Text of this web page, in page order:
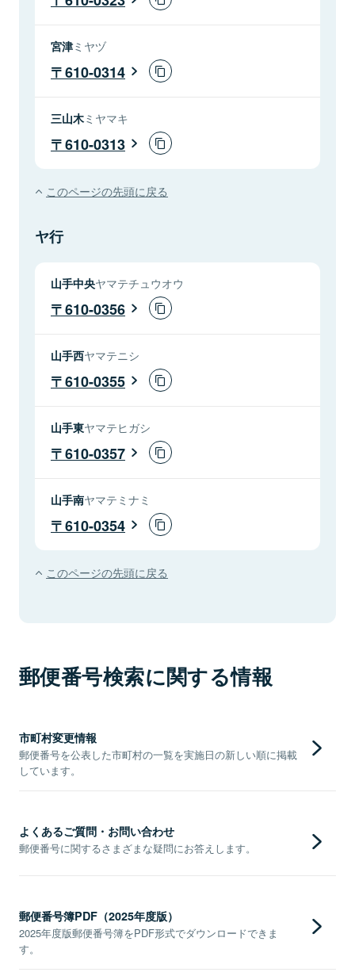
宮津ミヤヅ
610-0314
三山木ミヤマキ
610-0313
このページの先頭に戻る
ヤ行
山手中央ヤマテチュウオウ
610-0356
山手西ヤマテニシ
610-0355
山手東ヤマテヒガシ
610-0357
山手南ヤマテミナミ
610-0354
このページの先頭に戻る
郵便番号検索に関する情報
市町村変更情報
郵便番号を公表した市町村の一覧を実施日の新しい順に掲載
しています。
よくあるご質問・お問い合わせ
郵便番号に関するさまざまな疑問にお答えします。
郵便番号簿PDF（2025年度版）
2025年度版郵便番号簿をPDF形式でダウンロードできま
す。